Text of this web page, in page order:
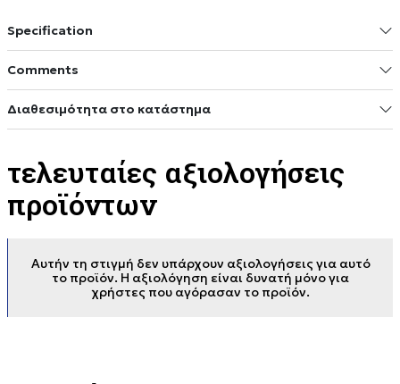
Specification
Comments
Διαθεσιμότητα στο κατάστημα
τελευταίες αξιολογήσεις
προϊόντων
Αυτήν τη στιγμή δεν υπάρχουν αξιολογήσεις για αυτό
το προϊόν. Η αξιολόγηση είναι δυνατή μόνο για
χρήστες που αγόρασαν το προϊόν.